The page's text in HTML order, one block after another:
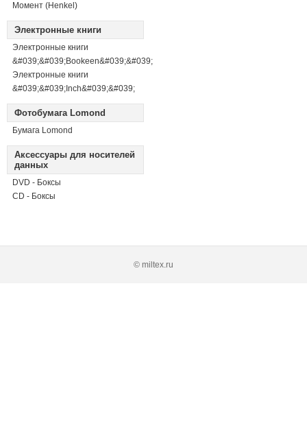
Момент (Henkel)
Электронные книги
Электронные книги
&#039;&#039;Bookeen&#039;&#039;
Электронные книги
&#039;&#039;Inch&#039;&#039;
Фотобумага Lomond
Бумага Lomond
Аксессуары для носителей
данных
DVD - Боксы
CD - Боксы
© miltex.ru